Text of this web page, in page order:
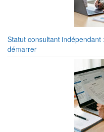
Statut consultant
démarrer